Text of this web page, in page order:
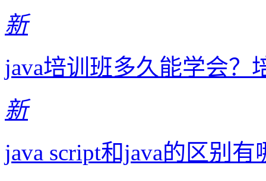
新
java培训班多久能学会？
新
java script和java的区别